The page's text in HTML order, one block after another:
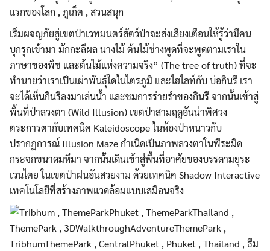
เริ่มผจญภัยสู่เขตป่าเวทมนตร์สัตว์ป่าจะส่งเสียงเตือนให้รู้ว่ามีคน
บุกรุกเข้ามา มักกะลีผล นางไม้ ต้นไม้ช่างพูดที่จะพูดตามเราใน
ภาษาของพืช และต้นไม้แห่งความจริง” (The tree of truth) ที่จะ
ทำนายว่าเราเป็นเผ่าพันธุ์ใดในไตรภูมิ และไฮไลท์กับ บ่อกินรี เรา
จะได้เห็นกินรีลงมาเล่นน้ำ และชมการร่ายรำของกินรี จากนั้นเข้าสู่
พื้นที่ป่าลวงตา (Wild Illusion) เขตป่าสามฤดูอันน่าพิศวง
ตระการตากับเทคนิค Kaleidoscope ในห้องป่าหนาวกับ
ปรากฏการณ์ Illusion Maze กำเนิดเป็นภาพลวงตาในพีระมิด
กระจกขนาดมหึมา จากนั้นเดินเข้าสู่พื้นที่อาศัยของบรรดามยุระ
เวนไตย ในเขตป่าฝนอันสวยงาม ด้วยเทคนิค Shadow Interactive
เทคโนโลยีที่สร้างภาพแวดล้อมแบบเสมือนจริง